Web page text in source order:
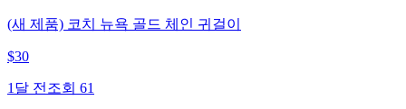
(새 제품) 코치 뉴욕 골드 체인 귀걸이
$30
1달 전 조회 61